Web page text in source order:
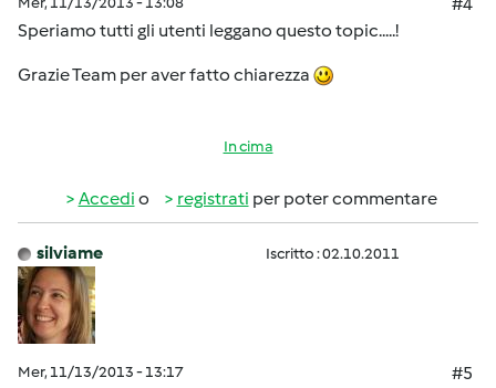
Speriamo tutti gli utenti leggano questo topic.....!
Grazie Team per aver fatto chiarezza
In cima
Accedi o registrati per poter commentare
silviame Iscritto : 02.10.2011
Mer, 11/13/2013 - 13:17
#5